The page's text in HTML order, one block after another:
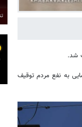
شد.
به نفع مردم توقیف